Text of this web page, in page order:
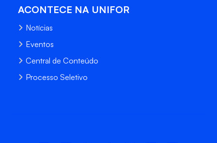
ACONTECE NA UNIFOR
Notícias
Eventos
Central de Conteúdo
Processo Seletivo